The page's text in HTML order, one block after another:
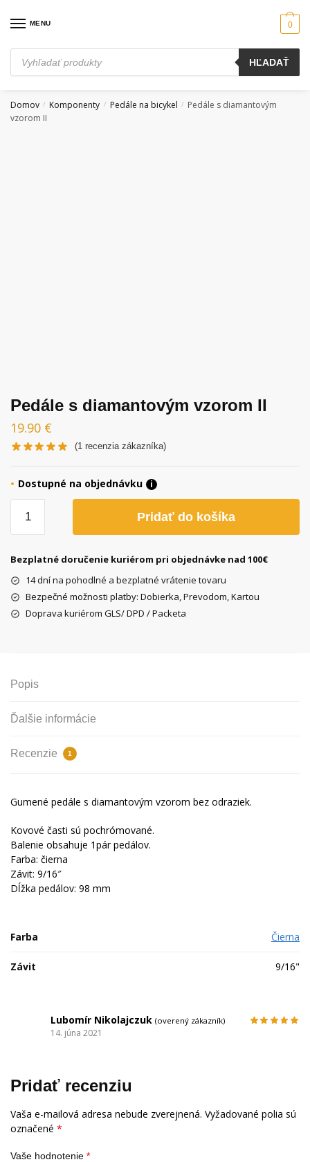
MENU
Products
search
HĽADAŤ
0
Domov / Komponenty / Pedále na bicykel / Pedále s diamantovým
vzorom II
Pedále s diamantovým vzorom II
19.90 €
(1 recenzia zákazníka)
Dostupné na objednávku
i
Pedále
diamantovým
Pridať do košíka
Bezplatné doručenie kuriérom pri objednávke nad 100€
14 dní na pohodlné a bezplatné vrátenie tovaru
Bezpečné možnosti platby: Dobierka, Prevodom, Kartou
Doprava kuriérom GLS/ DPD / Packeta
Popis
Ďalšie informácie
Recenzie 1
Gumené pedále s diamantovým vzorom bez odraziek.
Kovové časti sú pochrómované.
Balenie obsahuje 1pár pedálov.
Farba: čierna
Závit: 9/16″
Dĺžka pedálov: 98 mm
Farba Čierna
Závit 9/16"
Lubomír Nikolajczuk (overený zákazník)
14. júna 2021
Pridať recenziu
Vaša e-mailová adresa nebude zverejnená. Vyžadované polia sú
označené *
Vaše hodnotenie *